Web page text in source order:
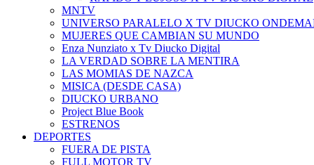
MNTV
UNIVERSO PARALELO X TV DIUCKO
MUJERES QUE CAMBIAN SU MUNDO
Enza Nunziato x Tv Diucko Digital
LA VERDAD SOBRE LA MENTIRA
LAS MOMIAS DE NAZCA
MISICA (DESDE CASA)
DIUCKO URBANO
Project Blue Book
ESTRENOS
DEPORTES
FUERA DE PISTA
FULL MOTOR TV